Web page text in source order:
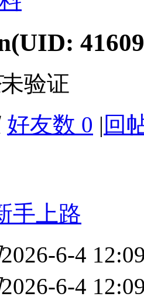
(UID:
未验证
好友数 0 | 回
手上路
2026-6-4
2026-6-4